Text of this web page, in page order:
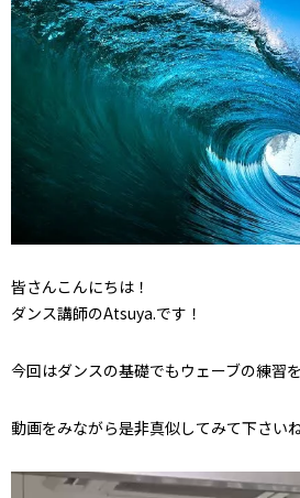
皆さんこんにちは！
ダンス講師のAtsuya.です！
今回はダンスの基礎でもウェーブの練習
動画をみながら是非真似してみて下さい